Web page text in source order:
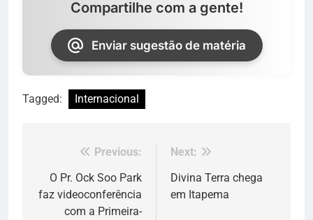
Compartilhe com a gente!
Enviar sugestão de matéria
Tagged: Internacional
Navegação
de
Post
Previous:
O Pr. Ock Soo Park
faz videoconferência
com a Primeira-
Next:
Divina Terra chega
em Itapema